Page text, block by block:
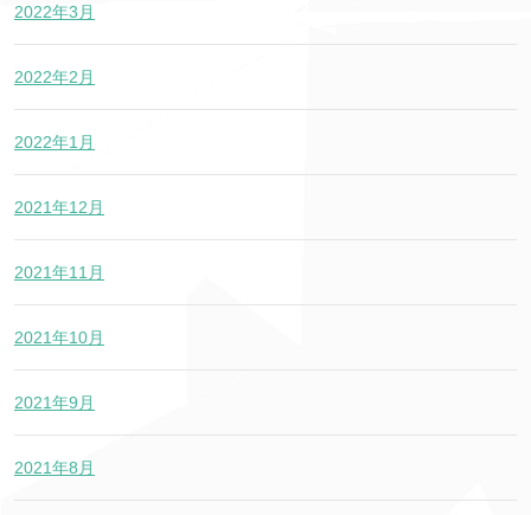
2022年3月
2022年2月
2022年1月
2021年12月
2021年11月
2021年10月
2021年9月
2021年8月